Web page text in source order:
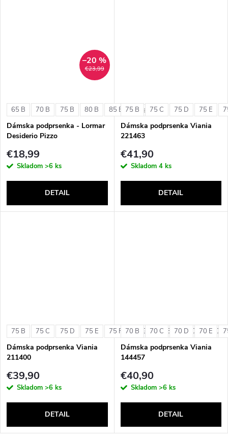
€23,99
–20 %
65 B 70 B 75 B 80 B 85 B + ďalšie
Dámska podprsenka - Lormar
Desiderio Pizzo
€18,99
Skladom >6 ks
DETAIL
75 B 75 C 75 D 75 E
Dámska podprsenka Viania
221463
€41,90
Skladom 4 ks
DETAIL
75 B 75 C 75 D 75 E 75 F 75 G 80 B 80 C 80 D
Dámska podprsenka Viania
211400
€39,90
Skladom >6 ks
DETAIL
70 B 70 C 70 D 70 E
Dámska podprsenka Viania
144457
€40,90
Skladom >6 ks
DETAIL